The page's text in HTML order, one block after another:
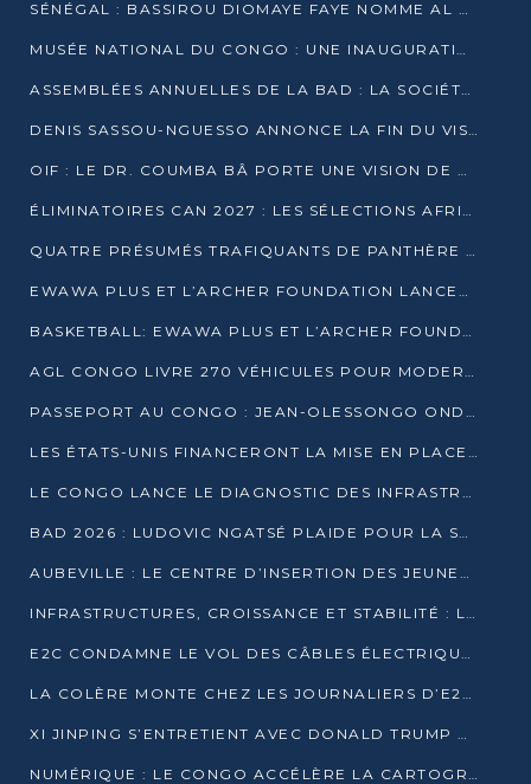
SÉNÉGAL : BASSIROU DIOMAYE FAYE NOMME AL AMINOU LÔ PREMIER MINISTRE
MUSÉE NATIONAL DU CONGO : UNE INAUGURATION PORTEUSE D’ESPOIR POUR LA CULTURE
ASSEMBLÉES ANNUELLES DE LA BAD : LA SOCIÉTÉ CIVILE CONGOLAISE À LA RECHERCHE DE PARTENAIRES POUR SES PROJETS
DENIS SASSOU-NGUESSO ANNONCE LA FIN DU VISA POUR LES AFRICAINS EN 2027
OIF : LE DR. COUMBA BÂ PORTE UNE VISION DE DIALOGUE, DE STABILITÉ ET DE RÉFORME À LA TÊTE
ÉLIMINATOIRES CAN 2027 : LES SÉLECTIONS AFRICAINES CONNAISSENT LEURS ADVERSAIRES
QUATRE PRÉSUMÉS TRAFIQUANTS DE PANTHÈRE ARRÊTÉS À EWO
EWAWA PLUS ET L’ARCHER FOUNDATION LANCENT UN CAMP DE BASKET POUR LES JEUNES À BRAZZAVILLE
BASKETBALL: EWAWA PLUS ET L’ARCHER FOUNDATION LANCENT UN CAMP POUR LES JEUNES
AGL CONGO LIVRE 270 VÉHICULES POUR MODERNISER LE TRANSPORT URBAIN
PASSEPORT AU CONGO : JEAN-OLESSONGO ONDAYE VEUT METTRE FIN AUX LENTEURS ADMINISTRATIVES
LES ÉTATS-UNIS FINANCERONT LA MISE EN PLACE DE JUSQU’À 50 CLINIQUES DE LUTTE CONTRE L’EBOLA
LE CONGO LANCE LE DIAGNOSTIC DES INFRASTRUCTURES SPORTIVES DU COMPLEXE DE KINTÉLÉ
BAD 2026 : LUDOVIC NGATSÉ PLAIDE POUR LA SOUVERAINETÉ FINANCIÈRE AFRICAINE
AUBEVILLE : LE CENTRE D’INSERTION DES JEUNES PRÊT À OUVRIR SES PORTES
INFRASTRUCTURES, CROISSANCE ET STABILITÉ : LA GUINÉE AFFÛTE SES AMBITIONS
E2C CONDAMNE LE VOL DES CÂBLES ÉLECTRIQUES APRÈS UNE VIDÉO VIRALE
LA COLÈRE MONTE CHEZ LES JOURNALIERS D’E2C QUI DÉNONCENT 20 ANS DE PRÉCARITÉ
XI JINPING S’ENTRETIENT AVEC DONALD TRUMP À BEIJING
NUMÉRIQUE : LE CONGO ACCÉLÈRE LA CARTOGRAPHIE DE SES INFRASTRUCTURES DIGITALES